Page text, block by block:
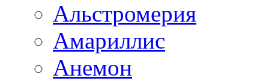
Альстромерия
Амариллис
Анемон